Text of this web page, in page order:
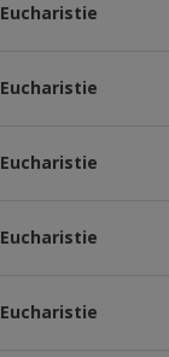
Eucharistie
Eucharistie
Eucharistie
Eucharistie
Eucharistie